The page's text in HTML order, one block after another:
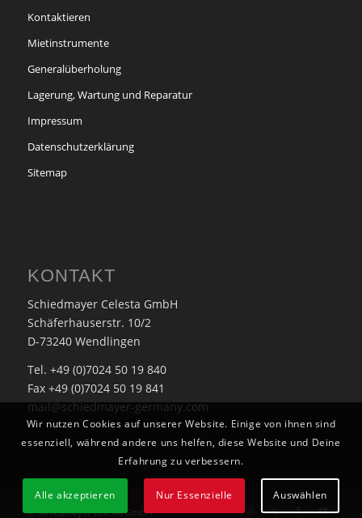
Kontaktieren
Mietinstrumente
Generalüberholung
Lagerung, Wartung und Reparatur
Impressum
Datenschutzerklärung
Sitemap
KONTAKT
Schiedmayer Celesta GmbH
Schäferhauserstr. 10/2
D-73240 Wendlingen
Tel. +49 (0)7024 50 19 840
Fax +49 (0)7024 50 19 841
mail@schiedmayer-germany.com
© Schiedmayer Celesta GmbH
Wir nutzen Cookies auf unserer Website. Einige von ihnen sind
essenziell, während andere uns helfen, diese Website und Deine
Erfahrung zu verbessern.
Alle akzeptieren Nur Essenzielle Auswählen